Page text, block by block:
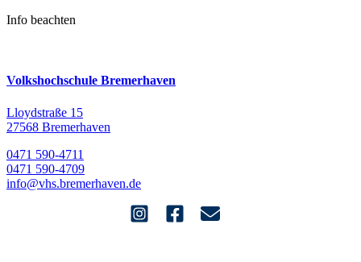
Info beachten
Volkshochschule Bremerhaven
Lloydstraße 15
27568 Bremerhaven
0471 590-4711
0471 590-4709
info@vhs.bremerhaven.de